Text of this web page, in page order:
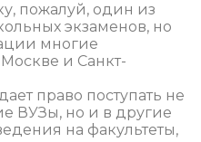
пожалуй, один из
экзаменов, но
многие
и Санкт-
право поступать не
ВУЗы, но и в другие
на факультеты,